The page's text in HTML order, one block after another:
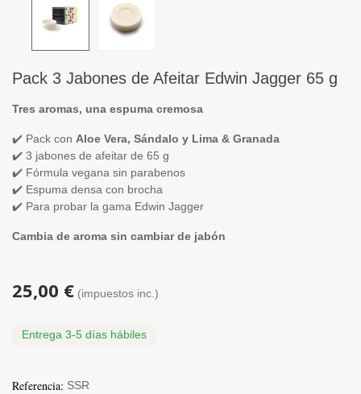
Pack 3 Jabones de Afeitar Edwin Jagger 65 g
Tres aromas, una espuma cremosa
✔️ Pack con Aloe Vera, Sándalo y Lima & Granada
✔️ 3 jabones de afeitar de 65 g
✔️ Fórmula vegana sin parabenos
✔️ Espuma densa con brocha
✔️ Para probar la gama Edwin Jagger
Cambia de aroma sin cambiar de jabón
25,00 € (impuestos inc.)
Entrega 3-5 días hábiles
Referencia: SSR